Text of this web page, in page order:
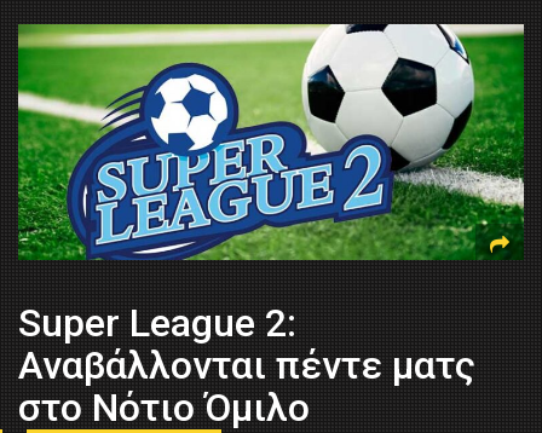
Super League 2:
Αναβάλλονται πέντε ματς
στο Νότιο Όμιλο